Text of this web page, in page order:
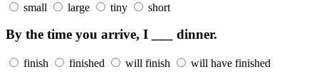
small large tiny short
By the time you arrive, I ___ dinner.
finish finished will finish will have finished